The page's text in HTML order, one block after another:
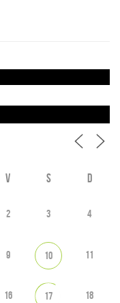
V S D
2 3 4
9 10 11
16 17 18